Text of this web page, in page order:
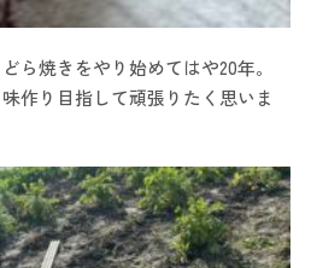
ら焼きをやり始めてはや20年。
作り目指して頑張りたく思いま